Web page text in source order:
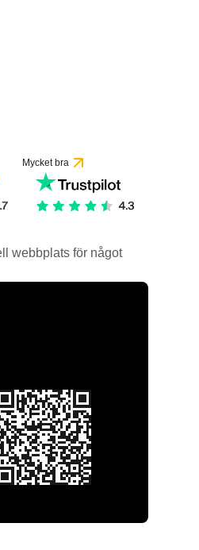
Mycket bra
webbplats för något